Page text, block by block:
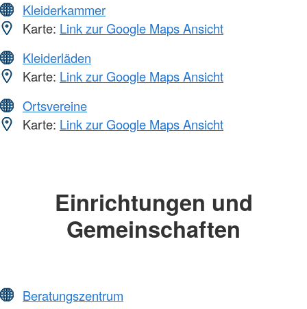
Kleiderkammer
Karte: Link zur Google Maps Ansicht
Kleiderläden
Karte: Link zur Google Maps Ansicht
Ortsvereine
Karte: Link zur Google Maps Ansicht
Einrichtungen und
Gemeinschaften
Beratungszentrum